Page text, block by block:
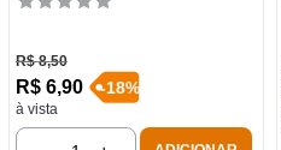
R$ 8,50
R$ 6,90
à vista
-18%